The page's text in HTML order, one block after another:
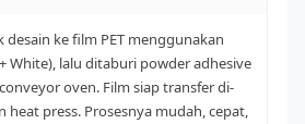
desain ke film PET menggunakan
White), lalu ditaburi powder adhesive
oven. Film siap transfer di-
heat press. Prosesnya mudah, cepat,